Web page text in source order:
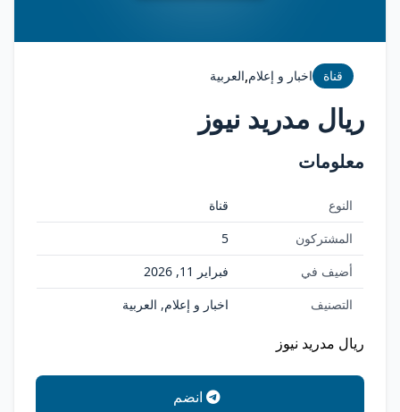
قناة اخبار و إعلام,العربية
ريال مدريد نيوز
معلومات
النوع
قناة
المشتركون
5
أضيف في
فبراير 11, 2026
التصنيف
اخبار و إعلام, العربية
ريال مدريد نيوز
انضم